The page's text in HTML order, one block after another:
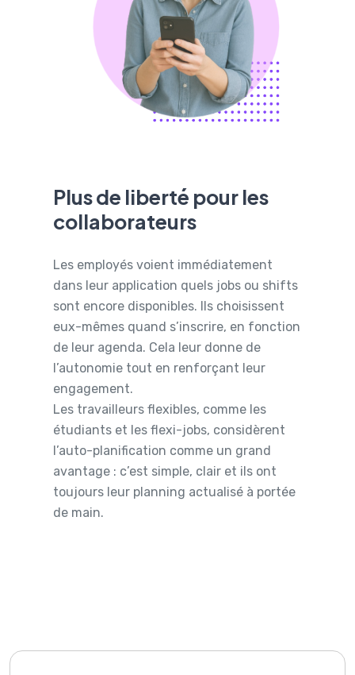
Plus de liberté pour les
collaborateurs
Les employés voient immédiatement
dans leur application quels jobs ou shifts
sont encore disponibles. Ils choisissent
eux-mêmes quand s’inscrire, en fonction
de leur agenda. Cela leur donne de
l’autonomie tout en renforçant leur
engagement.
Les travailleurs flexibles, comme les
étudiants et les flexi-jobs, considèrent
l’auto-planification comme un grand
avantage : c’est simple, clair et ils ont
toujours leur planning actualisé à portée
de main.